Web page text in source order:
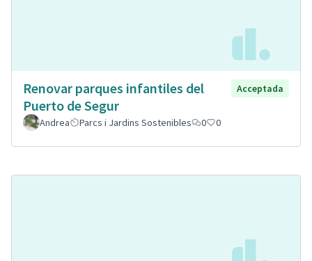
Renovar parques infantiles del
Puerto de Segur
Acceptada
Andrea Parcs i Jardins Sostenibles 0 0